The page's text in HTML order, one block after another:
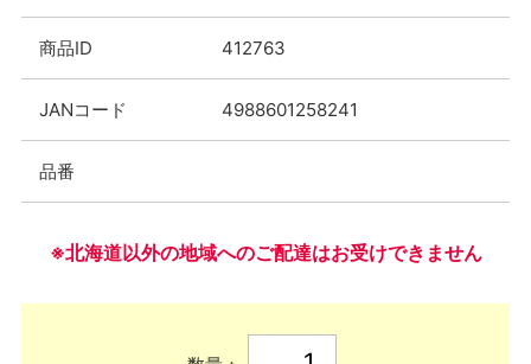
商品ID 412763
JANコード 4988601258241
品番
※北海道以外の地域へのご配達はお受けできません